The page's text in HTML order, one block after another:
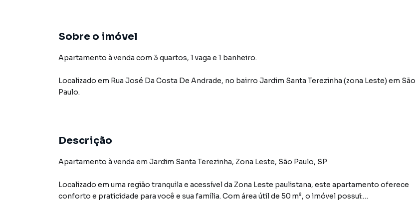
Sobre o imóvel
Apartamento à venda com 3 quartos, 1 vaga e 1 banheiro.
Localizado em Rua José Da Costa De Andrade, no bairro Jardim Santa Terezinha (zona Leste) em São
Paulo.
Descrição
Apartamento à venda em Jardim Santa Terezinha, Zona Leste, São Paulo, SP
Localizado em uma região tranquila e acessível da Zona Leste paulistana, este apartamento oferece
conforto e praticidade para você e sua família. Com área útil de 50 m², o imóvel possui: